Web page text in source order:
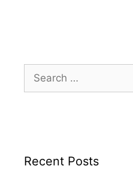
for:
Recent Posts